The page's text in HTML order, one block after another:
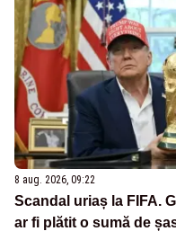
8 aug. 2026, 09:22
Scandal uriaș la FIFA.
ar fi plătit o sumă de